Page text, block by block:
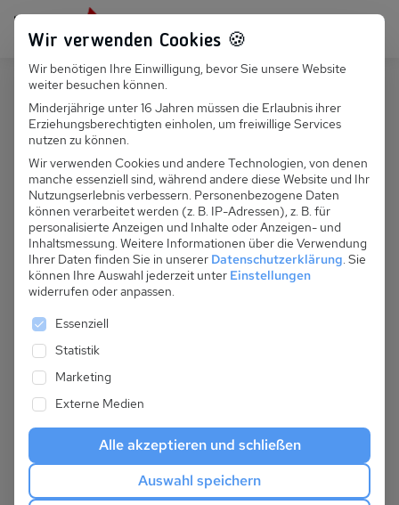
Persönlich für dich da: +49 251 899 050
Suchfeld
Suchen
CH 385.008 - Chalet St. George
Wir verwenden Cookies 🍪
Wir benötigen Ihre Einwilligung, bevor Sie unsere Website
weiter besuchen können.
Minderjährige unter 16 Jahren müssen die Erlaubnis ihrer
Erziehungsberechtigten einholen, um freiwillige Services
nutzen zu können.
Wir verwenden Cookies und andere Technologien, von denen
manche essenziell sind, während andere diese Website und Ihr
Nutzungserlebnis verbessern. Personenbezogene Daten
können verarbeitet werden (z. B. IP-Adressen), z. B. für
personalisierte Anzeigen und Inhalte oder Anzeigen- und
Inhaltsmessung. Weitere Informationen über die Verwendung
Ihrer Daten finden Sie in unserer Datenschutzerklärung. Sie
können Ihre Auswahl jederzeit unter Einstellungen
widerrufen oder anpassen.
Es folgt eine Liste der Service-Gruppen, für die
Essenziell
Statistik
Marketing
Externe Medien
Alle akzeptieren und schließen
Auswahl speichern